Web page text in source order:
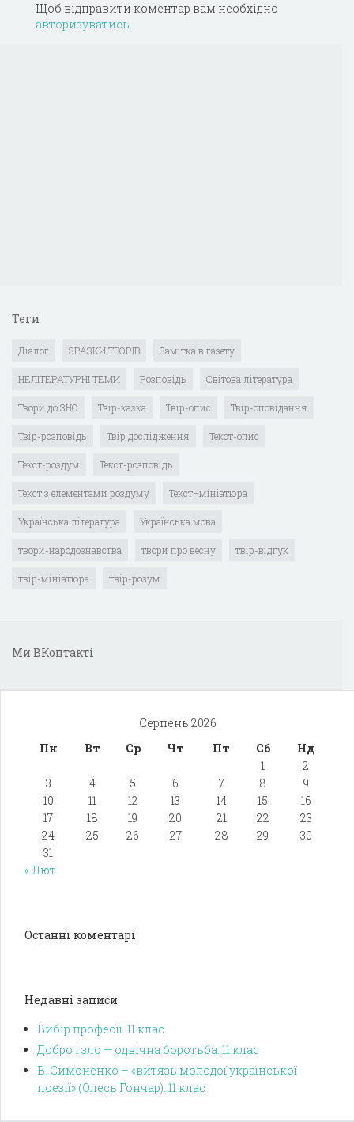
Щоб відправити коментар вам необхідно
авторизуватись.
Теги
Діалог ЗРАЗКИ ТВОРІВ Замітка в газету
НЕЛІТЕРАТУРНІ ТЕМИ Розповідь Світова література
Твори до ЗНО Твір-казка Твір-опис Твір-оповідання
Твір-розповідь Твір дослідження Текст-опис
Текст-роздум Текст-розповідь
Текст з елементами роздуму Текст–мініатюра
Українська література Українська мова
твори-народознавства твори про весну твір-відгук
твір-мініатюра твір-розум
Ми ВКонтакті
Серпень 2026
Пн
Вт Ср Чт Пт Сб
Нд
1
2
3
4 5 6 7 8
9
10
11 12 13 14 15
16
17
18 19 20 21 22
23
24
25 26 27 28 29
30
31
« Лют
Останні коментарі
Недавні записи
Вибір професії. 11 клас
Добро і зло — одвічна боротьба. 11 клас
В. Симоненко – «витязь молодої української
поезії» (Олесь Гончар). 11 клас